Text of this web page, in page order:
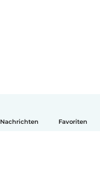
Nachrichten Favoriten